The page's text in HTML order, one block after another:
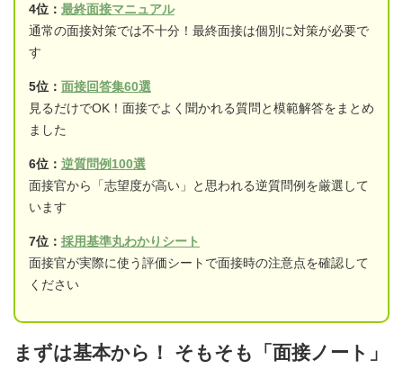
4位： 最終面接マニュアル
通常の面接対策では不十分！最終面接は個別に対策が必要で
す
5位： 面接回答集60選
見るだけでOK！面接でよく聞かれる質問と模範解答をまとめ
ました
6位： 逆質問例100選
面接官から「志望度が高い」と思われる逆質問例を厳選して
います
7位： 採用基準丸わかりシート
面接官が実際に使う評価シートで面接時の注意点を確認して
ください
まずは基本から！ そもそも「面接ノート」